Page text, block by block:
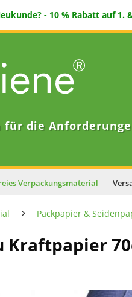
- 10 % Rabatt auf 1.
für die
Verpackungsmaterial
Packpapier &
Kraftpapier